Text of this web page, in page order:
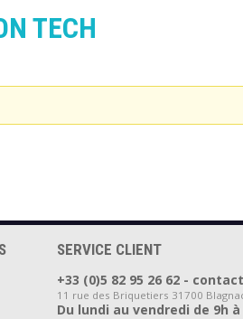
TECH
SERVICE CLIENT
+33 (0)5 82 95 26 62 -
11 rue des Briquetiers 31700
Du lundi au vendredi de 9h